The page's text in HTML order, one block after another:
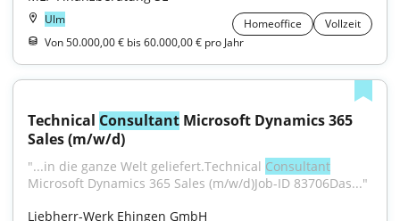
Ulm Homeoffice
Vollzeit
Von 50.000,00 € bis 60.000,00 € pro Jahr
Technical Consultant Microsoft Dynamics 365
Sales (m/w/d)
"...in die ganze Welt geliefert.Technical Consultant
Microsoft Dynamics 365 Sales (m/w/d)Job-ID 83706Das..."
Liebherr-Werk Ehingen GmbH